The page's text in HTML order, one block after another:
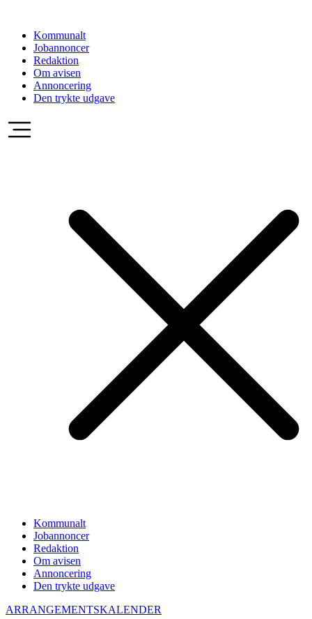
indholdKommunalt
Jobannoncer
Redaktion
Om avisen
Annoncering
Den trykte udgave
Kommunalt
Jobannoncer
Redaktion
Om avisen
Annoncering
Den trykte udgave
ARRANGEMENTSKALENDER